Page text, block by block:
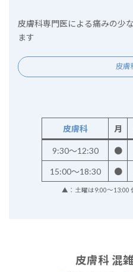
皮膚科専門医による痛みの少
ます
皮膚
皮膚科 月
9:30～12:30 ●
15:00～18:30 ●
▲：土曜は9:00～13:00
皮膚科 混